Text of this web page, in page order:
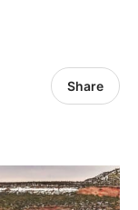
Share